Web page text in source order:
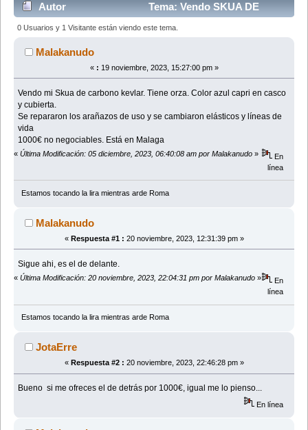
Autor
Tema: Vendo SKUA DE
CARBONO-KEVLAR (Leído 25862 veces)
0 Usuarios y 1 Visitante están viendo este tema.
Malakanudo
« : 19 noviembre, 2023, 15:27:00 pm »
Vendo mi Skua de carbono kevlar. Tiene orza. Color azul capri en casco
y cubierta.
Se repararon los arañazos de uso y se cambiaron elásticos y líneas de
vida
1000€ no negociables. Está en Malaga
« Última Modificación: 05 diciembre, 2023, 06:40:08 am por Malakanudo »
En
línea
Estamos tocando la lira mientras arde Roma
Malakanudo
« Respuesta #1 : 20 noviembre, 2023, 12:31:39 pm »
Sigue ahi, es el de delante.
« Última Modificación: 20 noviembre, 2023, 22:04:31 pm por Malakanudo »
En
línea
Estamos tocando la lira mientras arde Roma
JotaErre
« Respuesta #2 : 20 noviembre, 2023, 22:46:28 pm »
Bueno si me ofreces el de detrás por 1000€, igual me lo pienso...
En línea